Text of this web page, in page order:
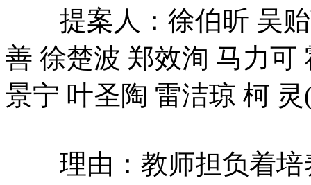
提案人：徐伯昕 吴贻
善 徐楚波 郑效洵 马力可
景宁 叶圣陶 雷洁琼 柯
理由：教师担负着培